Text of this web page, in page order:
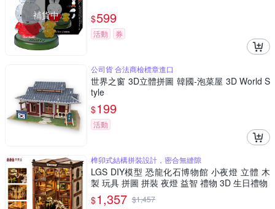
補貨中 $599
活動 券
公司貨 合法商檢標章進口
世界之窗 3D立體拼圖 韓國-泡菜屋 3D World S
tyle
$199
活動
榫卯式結構拼裝設計，密合無縫隙
LGS DIY模型 恐龍化石博物館 小夜燈 立體 木
製 玩具 拼圖 拼裝 夜燈 益智 禮物 3D 生日禮物
$1,357 $1,457